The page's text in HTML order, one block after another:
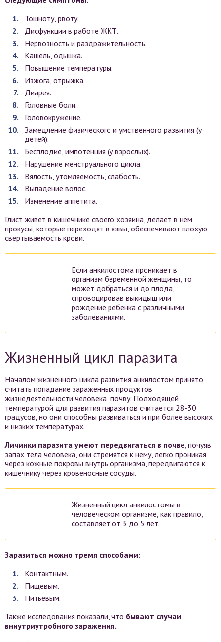
Тошноту, рвоту.
Дисфункции в работе ЖКТ.
Нервозность и раздражительность.
Кашель, одышка.
Повышение температуры.
Изжога, отрыжка.
Диарея.
Головные боли.
Головокружение.
Замедление физического и умственного развития (у
детей).
Бесплодие, импотенция (у взрослых).
Нарушение менструального цикла.
Вялость, утомляемость, слабость.
Выпадение волос.
Изменение аппетита.
Глист живет в кишечнике своего хозяина, делает в нем
прокусы, которые переходят в язвы, обеспечивают плохую
свертываемость крови.
Если анкилостома проникает в
организм беременной женщины, то
может добраться и до плода,
спровоцировав выкидыш или
рождение ребенка с различными
заболеваниями.
Жизненный цикл паразита
Началом жизненного цикла развития анкилостом принято
считать попадание зараженных продуктов
жизнедеятельности человека почву. Подходящей
температурой для развития паразитов считается 28-30
градусов, но они способны развиваться и при более высоких
и низких температурах.
Личинки паразита умеют передвигаться в почве, почуяв
запах тела человека, они стремятся к нему, легко проникая
через кожные покровы внутрь организма, передвигаются к
кишечнику через кровеносные сосуды.
Жизненный цикл анкилостомы в
человеческом организме, как правило,
составляет от 3 до 5 лет.
Заразиться можно тремя способами:
Контактным.
Пищевым.
Питьевым.
Также исследования показали, что бывают случаи
вниутриутробного заражения.